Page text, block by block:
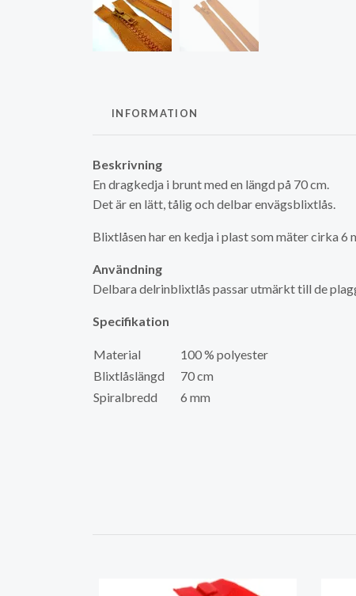
INFORMATION
Beskrivning
En dragkedja i brunt med en längd på 70 cm.
Det är en lätt, tålig och delbar envägsblixtlås.
Blixtlåsen har en kedja i plast som mäter cirka 6
Användning
Delbara delrinblixtlås passar utmärkt till de
Specifikation
Material
100 % polyester
Blixtlåslängd
70 cm
Spiralbredd
6 mm